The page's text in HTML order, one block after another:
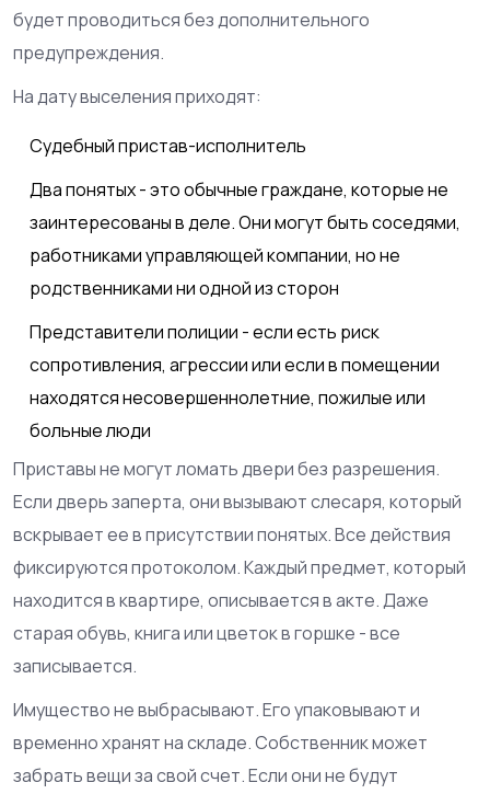
будет проводиться без дополнительного
предупреждения.
На дату выселения приходят:
Судебный пристав-исполнитель
Два понятых - это обычные граждане, которые не
заинтересованы в деле. Они могут быть соседями,
работниками управляющей компании, но не
родственниками ни одной из сторон
Представители полиции - если есть риск
сопротивления, агрессии или если в помещении
находятся несовершеннолетние, пожилые или
больные люди
Приставы не могут ломать двери без разрешения.
Если дверь заперта, они вызывают слесаря, который
вскрывает ее в присутствии понятых. Все действия
фиксируются протоколом. Каждый предмет, который
находится в квартире, описывается в акте. Даже
старая обувь, книга или цветок в горшке - все
записывается.
Имущество не выбрасывают. Его упаковывают и
временно хранят на складе. Собственник может
забрать вещи за свой счет. Если они не будут